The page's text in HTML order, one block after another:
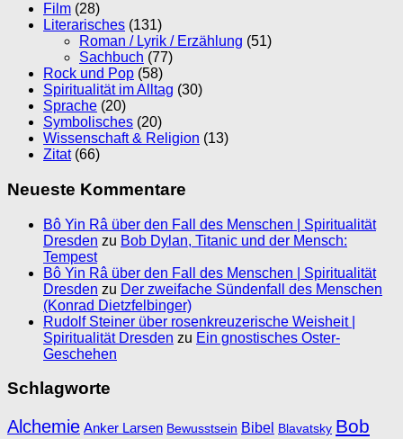
Film (28)
Literarisches (131)
Roman / Lyrik / Erzählung (51)
Sachbuch (77)
Rock und Pop (58)
Spiritualität im Alltag (30)
Sprache (20)
Symbolisches (20)
Wissenschaft & Religion (13)
Zitat(66)
Neueste Kommentare
Bô Yin Râ über den Fall des Menschen | Spiritualität
Dresden zu Bob Dylan, Titanic und der Mensch:
Tempest
Bô Yin Râ über den Fall des Menschen | Spiritualität
Dresden zu Der zweifache Sündenfall des Menschen
(Konrad Dietzfelbinger)
Rudolf Steiner über rosenkreuzerische Weisheit |
Spiritualität Dresden zu Ein gnostisches Oster-
Geschehen
Schlagworte
Alchemie Anker Larsen Bewusstsein Bibel Blavatsky Bob